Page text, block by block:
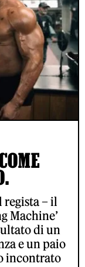
– il
Machine’
di un
e un paio
incontrato